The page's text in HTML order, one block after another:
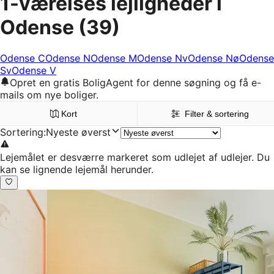
Odense (39)
Odense COdense NOdense MOdense NvOdense NøOdense
SvOdense V
Opret en gratis BoligAgent for denne søgning og få e-
mails om nye boliger.
Kort Filter & sortering
Sortering:Nyeste øverst
Lejemålet er desværre markeret som udlejet af udlejer. Du
kan se lignende lejemål herunder.